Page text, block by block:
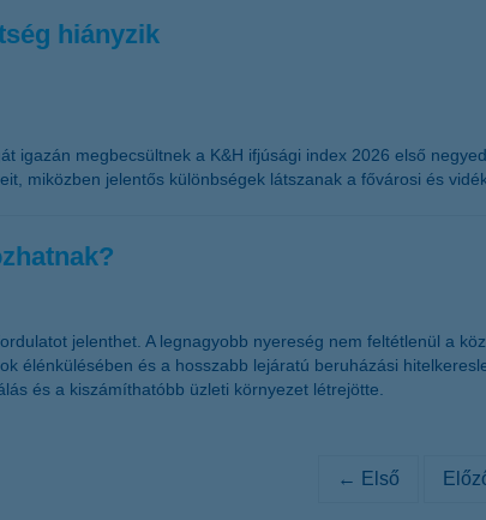
hiányzik
megbecsültnek a K&H ifjúsági index 2026 első
miközben jelentős különbségek látszanak a fővárosi és
jelenthet. A legnagyobb nyereség nem feltétlenül a
és a hosszabb lejáratú beruházási
és a kiszámíthatóbb üzleti környezet létrejötte.
← Első